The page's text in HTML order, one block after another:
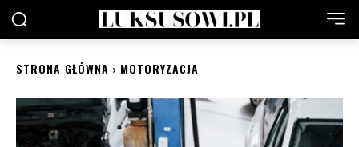
STRONA GŁÓWNA MOTORYZACJA